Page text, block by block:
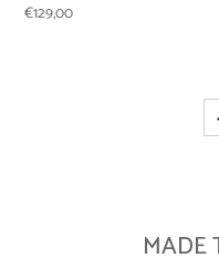
€129,00
MADE